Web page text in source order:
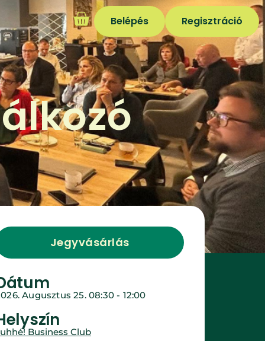
Belépés Regisztráció
Jegyvásárlás
Augusztus 25. 08:30 - 12:00
Business Club